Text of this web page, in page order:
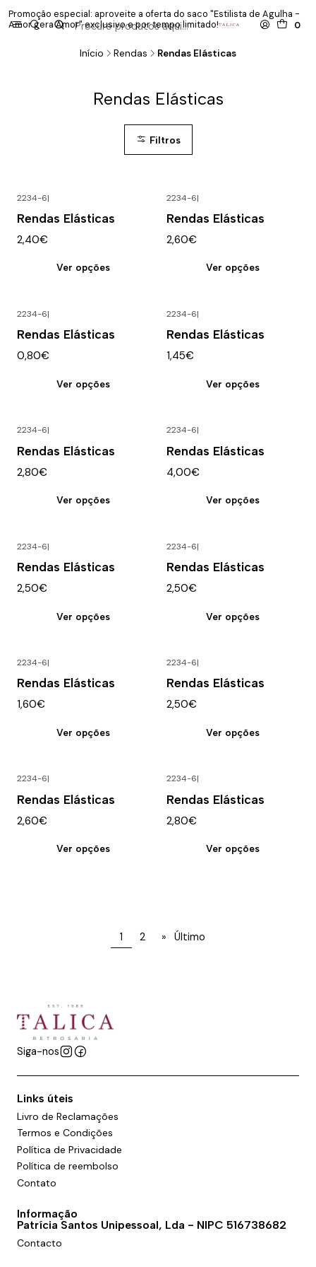
0
Promoção especial: aproveite a oferta do saco "Estilista de Agulha -
Amor gera Amor" exclusivo e por tempo limitado!
Início Rendas Rendas Elásticas
Rendas Elásticas
Filtros
2234-6|
Rendas Elásticas
2,40€
Ver opções
2234-6|
Rendas Elásticas
2,60€
Ver opções
2234-6|
Rendas Elásticas
0,80€
Ver opções
2234-6|
Rendas Elásticas
1,45€
Ver opções
2234-6|
Rendas Elásticas
2,80€
Ver opções
2234-6|
Rendas Elásticas
4,00€
Ver opções
2234-6|
Rendas Elásticas
2,50€
Ver opções
2234-6|
Rendas Elásticas
2,50€
Ver opções
2234-6|
Rendas Elásticas
1,60€
Ver opções
2234-6|
Rendas Elásticas
2,50€
Ver opções
2234-6|
Rendas Elásticas
2,60€
Ver opções
2234-6|
Rendas Elásticas
2,80€
Ver opções
1 2 » Último
Siga-nos
Links úteis
Livro de Reclamações
Termos e Condições
Política de Privacidade
Política de reembolso
Contato
Informação
Patrícia Santos Unipessoal, Lda - NIPC 516738682
Contacto